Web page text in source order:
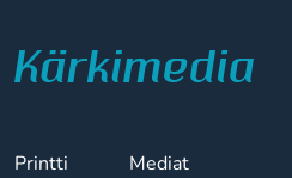
Printti
Mediat